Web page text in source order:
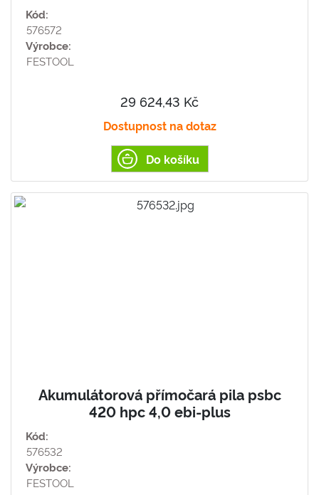
Kód:
576572
Výrobce:
FESTOOL
29 624,43 Kč
Dostupnost na dotaz
Do košíku
Akumulátorová přímočará pila psbc
420 hpc 4,0 ebi-plus
Kód:
576532
Výrobce:
FESTOOL